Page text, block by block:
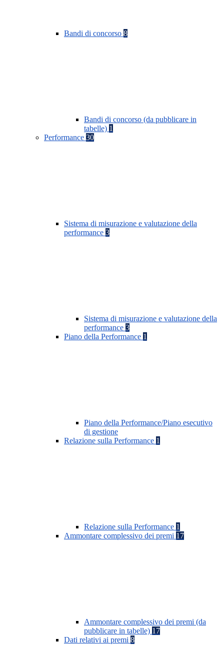
Bandi di concorso 8
Bandi di concorso (da pubblicare in
tabelle) 1
Performance 30
Sistema di misurazione e valutazione della
performance 3
Sistema di misurazione e valutazione della
performance 3
Piano della Performance 1
Piano della Performance/Piano esecutivo
di gestione
Relazione sulla Performance 1
Relazione sulla Performance 1
Ammontare complessivo dei premi 17
Ammontare complessivo dei premi (da
pubblicare in tabelle) 17
Dati relativi ai premi 8